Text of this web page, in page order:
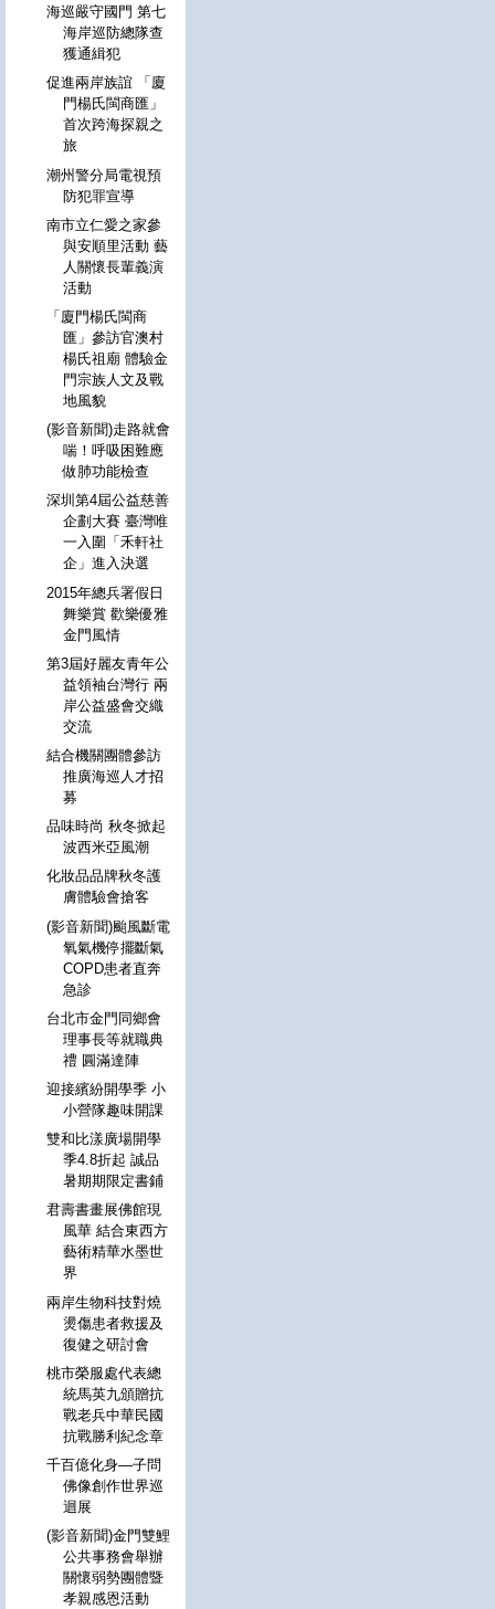
海巡嚴守國門 第七
海岸巡防總隊查
獲通緝犯
促進兩岸族誼 「廈
門楊氏閩商匯」
首次跨海探親之
旅
潮州警分局電視預
防犯罪宣導
南市立仁愛之家參
與安順里活動 藝
人關懷長輩義演
活動
「廈門楊氏閩商
匯」參訪官澳村
楊氏祖廟 體驗金
門宗族人文及戰
地風貌
(影音新聞)走路就會
喘！呼吸困難應
做肺功能檢查
深圳第4屆公益慈善
企劃大賽 臺灣唯
一入圍「禾軒社
企」進入決選
2015年總兵署假日
舞樂賞 歡樂優雅
金門風情
第3屆好麗友青年公
益領袖台灣行 兩
岸公益盛會交織
交流
結合機關團體參訪
推廣海巡人才招
募
品味時尚 秋冬掀起
波西米亞風潮
化妝品品牌秋冬護
膚體驗會搶客
(影音新聞)颱風斷電
氧氣機停擺斷氣
COPD患者直奔
急診
台北市金門同鄉會
理事長等就職典
禮 圓滿達陣
迎接繽紛開學季 小
小營隊趣味開課
雙和比漾廣場開學
季4.8折起 誠品
暑期期限定書鋪
君壽書畫展佛館現
風華 結合東西方
藝術精華水墨世
界
兩岸生物科技對燒
燙傷患者救援及
復健之研討會
桃市榮服處代表總
統馬英九頒贈抗
戰老兵中華民國
抗戰勝利紀念章
千百億化身—子問
佛像創作世界巡
迴展
(影音新聞)金門雙鯉
公共事務會舉辦
關懷弱勢團體暨
孝親感恩活動